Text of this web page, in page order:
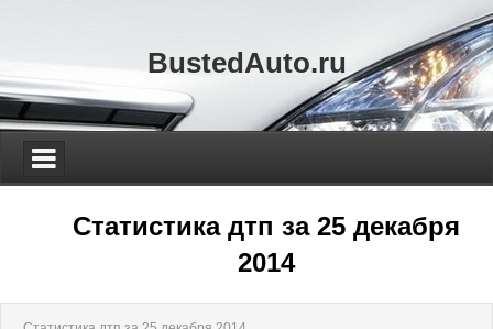
BustedAuto.ru
Статистика дтп за 25 декабря
2014